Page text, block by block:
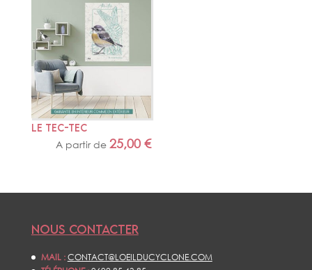
LE TEC-TEC
A partir de 25,00 €
NOUS CONTACTER
MAIL :CONTACT@LOEILDUCYCLONE.COM